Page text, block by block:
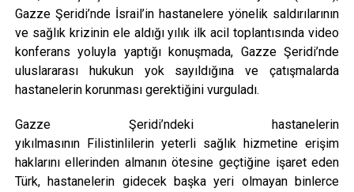
Gazze Şeridi’nde İsrail’in hastanelere yönelik saldırılarının
ve sağlık krizinin ele aldığı yılık ilk acil toplantısında video
konferans yoluyla yaptığı konuşmada, Gazze Şeridi’nde
uluslararası hukukun yok sayıldığına ve çatışmalarda
hastanelerin korunması gerektiğini vurguladı.
Gazze Şeridi’ndeki hastanelerin
yıkılmasının Filistinlilerin yeterli sağlık hizmetine erişim
haklarını ellerinden almanın ötesine geçtiğine işaret eden
Türk, hastanelerin gidecek başka yeri olmayan binlerce